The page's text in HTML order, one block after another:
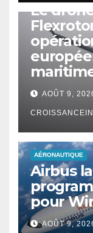
Le
AOÛT 9,
AÉRONAUTIQUE
Airbus
pour
AOÛT 9,